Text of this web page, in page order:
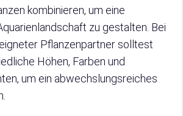
kombinieren, um eine
zu gestalten. Bei
Pflanzenpartner solltest
Höhen, Farben und
um ein abwechslungsreiches